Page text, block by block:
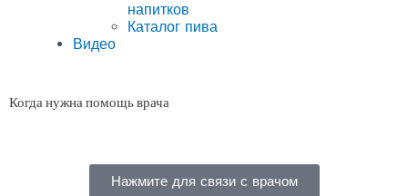
напитков
Каталог пива
Видео
Когда нужна помощь врача
Нажмите для связи с врачом